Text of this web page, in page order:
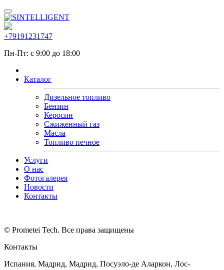
+79191231747
Пн-Пт: с 9:00 до 18:00
Каталог
Дизельное топливо
Бензин
Керосин
Сжиженный газ
Масла
Топливо печное
Услуги
О нас
Фотогалерея
Новости
Контакты
© Prometei Tech. Все права защищены
Контакты
Испания, Мадрид, Мадрид, Посуэло-де Аларкон, Лос-